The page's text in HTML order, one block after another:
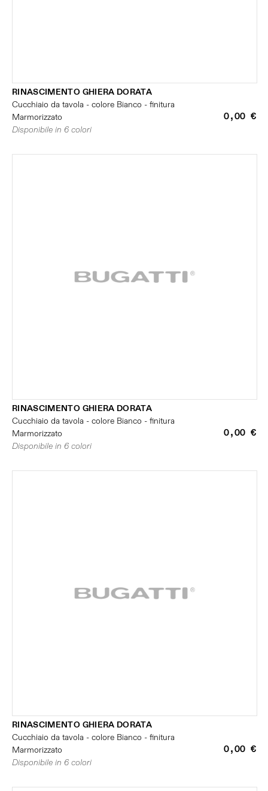
RINASCIMENTO GHIERA DORATA
Cucchiaio da tavola - colore Bianco - finitura
Marmorizzato
0,00 €
Disponibile in 6 colori
RINASCIMENTO GHIERA DORATA
Cucchiaio da tavola - colore Bianco - finitura
Marmorizzato
0,00 €
Disponibile in 6 colori
RINASCIMENTO GHIERA DORATA
Cucchiaio da tavola - colore Bianco - finitura
Marmorizzato
0,00 €
Disponibile in 6 colori